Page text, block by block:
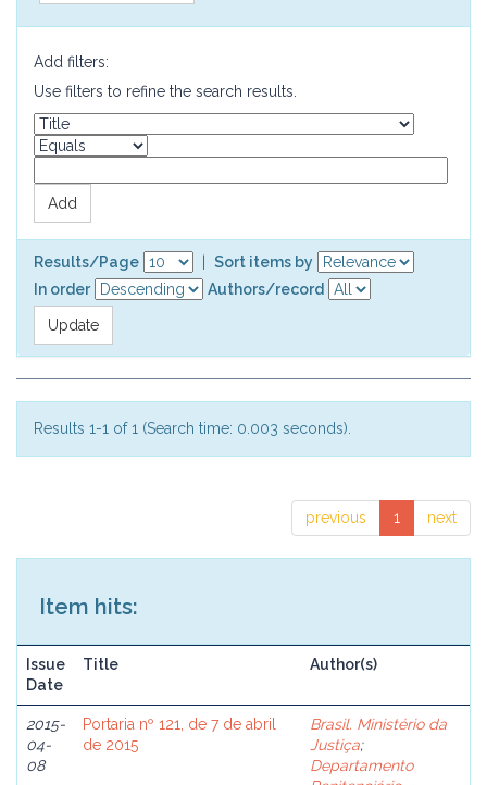
Add filters:
Use filters to refine the search results.
Results/Page
Sort items by
In order
Authors/record
Results 1-1 of 1 (Search time: 0.003 seconds).
previous 1 next
Item hits:
Issue
Date
Title Author(s)
2015-
04-
08
Portaria nº 121, de 7 de abril
de 2015
Brasil. Ministério da
Justiça;
Departamento